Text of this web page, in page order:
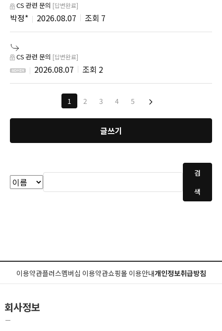
CS 관련 문의 [답변완료]
박정* 2026.08.07 7
CS 관련 문의 [답변완료]
2026.08.07 2
1 2 3 4 5
글쓰기
검
색
이용약관플러스멤버십 이용약관쇼핑몰 이용안내개인정보취급방침
회사정보